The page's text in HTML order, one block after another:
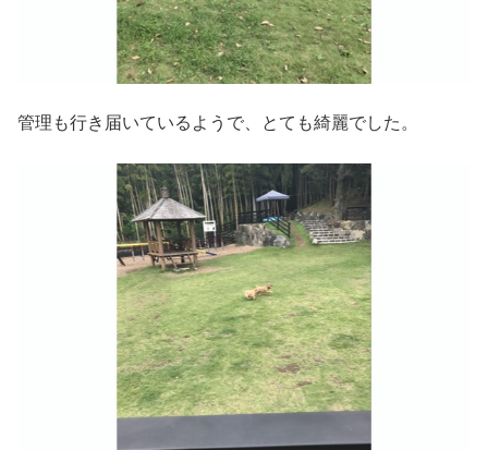
管理も行き届いているようで、とても綺麗でした。